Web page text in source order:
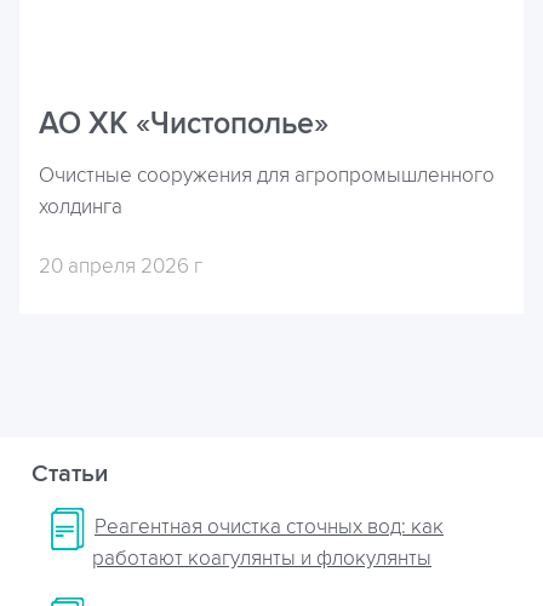
АО ХК «Чистополье»
Очистные сооружения для агропромышленного
холдинга
20 апреля 2026 г
Статьи
Реагентная очистка сточных вод: как
работают коагулянты и флокулянты